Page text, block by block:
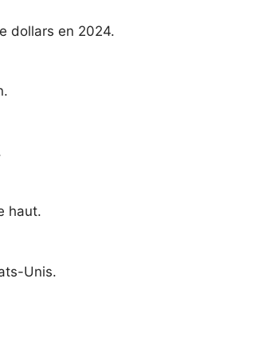
dollars en 2024.
haut.
Unis.